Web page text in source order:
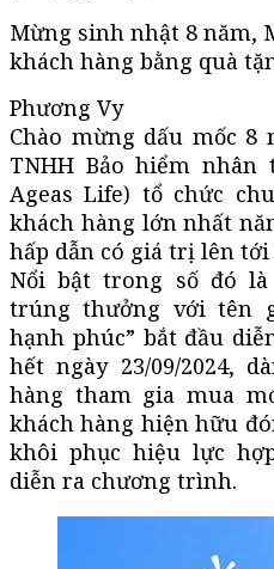
Mừng sinh nhật 8 năm,
khách hàng bằng quà
Phương Vy
Chào mừng dấu mốc 8
TNHH Bảo hiểm nhân
Ageas Life) tổ chức
khách hàng lớn nhất
hấp dẫn có giá trị lên
Nổi bật trong số đó
trúng thưởng với tên
hạnh phúc” bắt đầu
hết ngày 23/09/2024,
hàng tham gia mua
khách hàng hiện hữu
khôi phục hiệu lực
diễn ra chương trình.